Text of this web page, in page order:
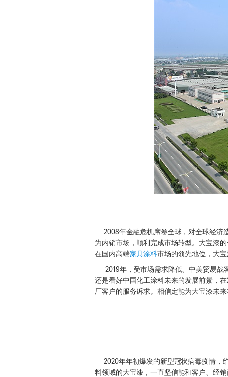
2008年金融危机席卷全球，对全球经济
为内销市场，顺利完成市场转型。大宝漆
在国内高端家具涂料市场的领先地位，大宝
2019年，受市场需求降低、中美贸易战
还是看好中国化工涂料未来的发展前景，
厂客户的服务诉求。相信定能为大宝漆未来
2020年年初爆发的新型冠状病毒疫情，
料领域的大宝漆，一直坚信能和客户、经